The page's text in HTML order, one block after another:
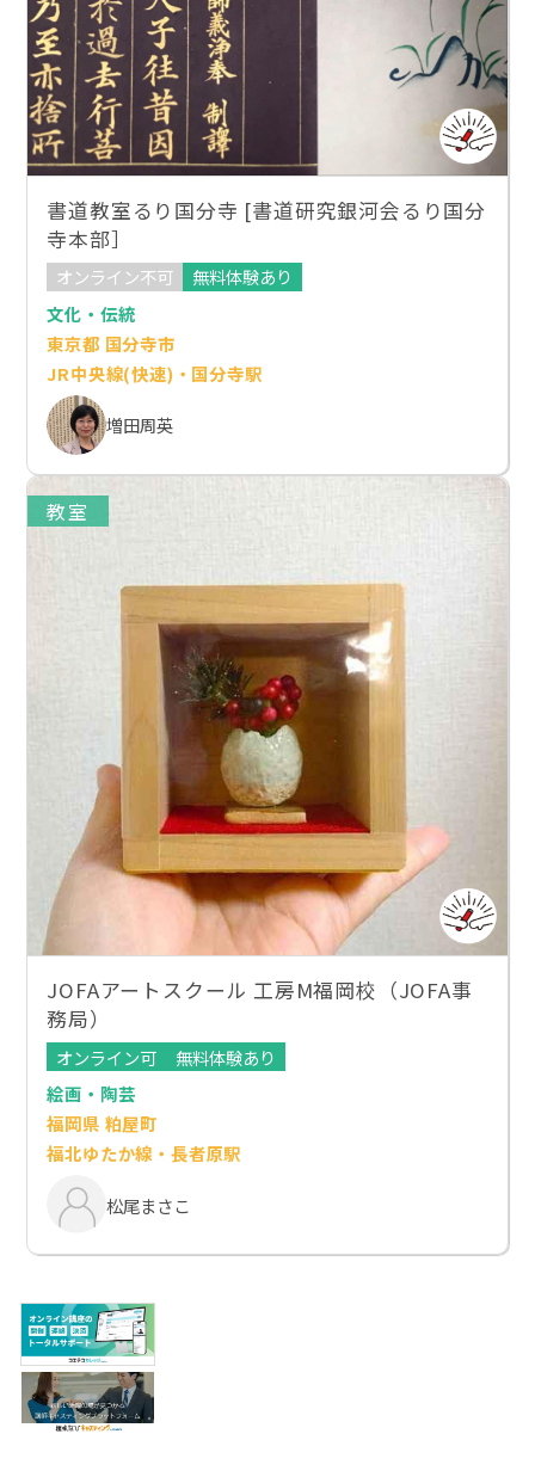
書道教室るり国分寺 [書道研究銀河会るり国分
寺本部］
オンライン不可
無料体験あり
文化・伝統
東京都 国分寺市
JR中央線(快速)・国分寺駅
増田周英
教室
JOFAアートスクール 工房M福岡校（JOFA事
務局）
オンライン可
無料体験あり
絵画・陶芸
福岡県 粕屋町
福北ゆたか線・長者原駅
松尾まさこ